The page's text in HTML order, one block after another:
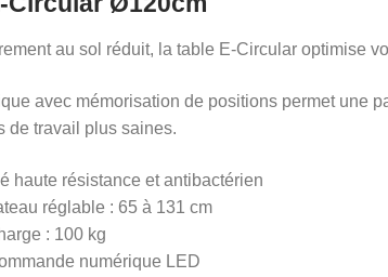
au sol réduit, la table E-Circular optimise
avec mémorisation de positions permet une
de travail plus saines.
haute résistance et antibactérien
réglable : 65 à 131 cm
: 100 kg
numérique LED